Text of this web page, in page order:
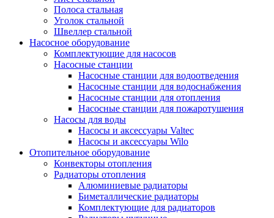
Полоса стальная
Уголок стальной
Швеллер стальной
Насосное оборудование
Комплектующие для насосов
Насосные станции
Насосные станции для водоотведения
Насосные станции для водоснабжения
Насосные станции для отопления
Насосные станции для пожаротушения
Насосы для воды
Насосы и аксессуары Valtec
Насосы и аксессуары Wilo
Отопительное оборудование
Конвекторы отопления
Радиаторы отопления
Алюминиевые радиаторы
Биметаллические радиаторы
Комплектующие для радиаторов